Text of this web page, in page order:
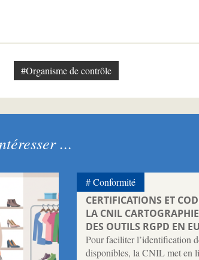
#Organisme de contrôle
...
CERTIFICATIONS ET
LA CNIL
DES OUTILS RGPD EN
Pour faciliter l’identification
disponibles, la CNIL met en
Conformité